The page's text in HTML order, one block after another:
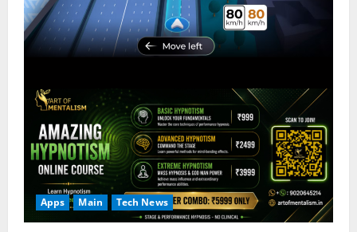
Apps Main Tech News